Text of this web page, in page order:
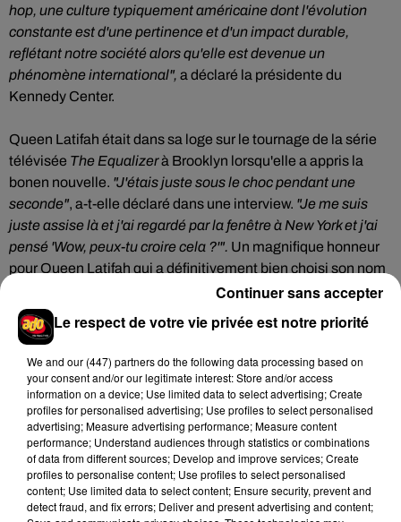
hop, une culture typiquement américaine dont l'évolution
constante est d'une pertinence et d'un impact durable,
reflétant notre société alors qu'elle est devenue un
phénomène international", a déclaré la présidente du
Kennedy Center.
Queen Latifah était dans sa loge sur le tournage de la série
télévisée The Equalizerà Brooklyn lorsqu'elle a appris la
bonen nouvelle. "J'étais juste sous le choc pendant une
seconde", a-t-elle déclaré dans une interview. "Je me suis
juste assise là et j'ai regardé par la fenêtre à New York et j'ai
pensé 'Wow, peux-tu croire cela ?'". Un magnifique honneur
pour Queen Latifah qui a définitivement bien choisi son nom
Hip-Hop News
5 août 2026
Après le film, bientôt une docu-série sur
le père de Michael Jackson
Le respect de votre vie privée est notre priorité
We and our (447) partnersdo the following data processing based on
your consent and/or our legitimate interest: Store and/or access
information on a device; Use limited data to select advertising; Create
profiles for personalised advertising; Use profiles to select personalised
advertising; Measure advertising performance; Measure content
performance; Understand audiences through statistics or combinations
of data from different sources; Develop and improve services; Create
profiles to personalise content; Use profiles to select personalised
content; Use limited data to select content; Ensure security, prevent and
detect fraud, and fix errors; Deliver and present advertising and content;
Continuer sans accepter